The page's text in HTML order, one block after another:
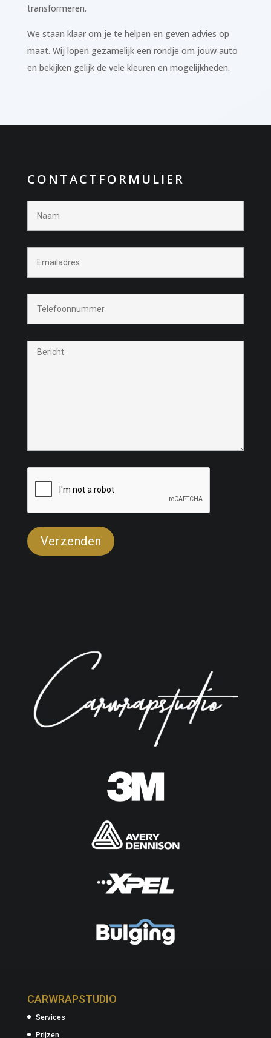
transformeren.
We staan klaar om je te helpen en geven advies op
maat. Wij lopen gezamelijk een rondje om jouw auto
en bekijken gelijk de vele kleuren en mogelijkheden.
CONTACTFORMULIER
CARWRAPSTUDIO
Services
Prijzen